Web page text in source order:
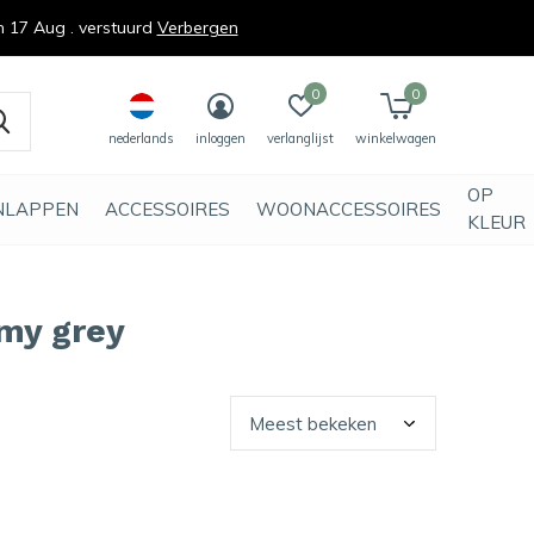
ACCESSOIRES WOONACCESSOIRES
OP
KLEUR
nederlands inloggen verlanglijst
0
winkelwagen
0
grey
Aug . verstuurd Verbergen